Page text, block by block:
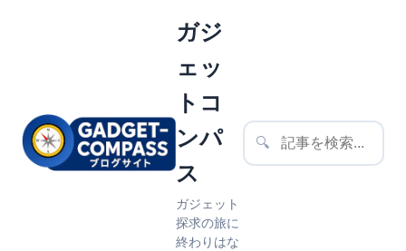
ガジ
ェッ
トコ
ンパ
ス
ガジェット
探求の旅に
終わりはな
🔍